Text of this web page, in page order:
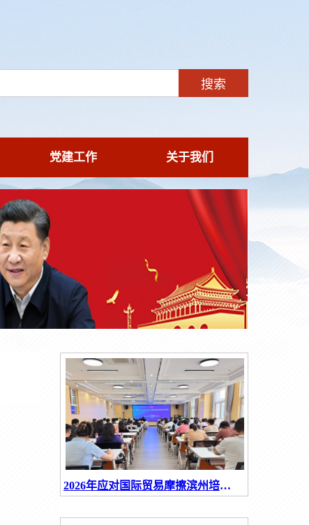
党建工作 关于我们
2026年应对国际贸易摩擦滨州培训会召开